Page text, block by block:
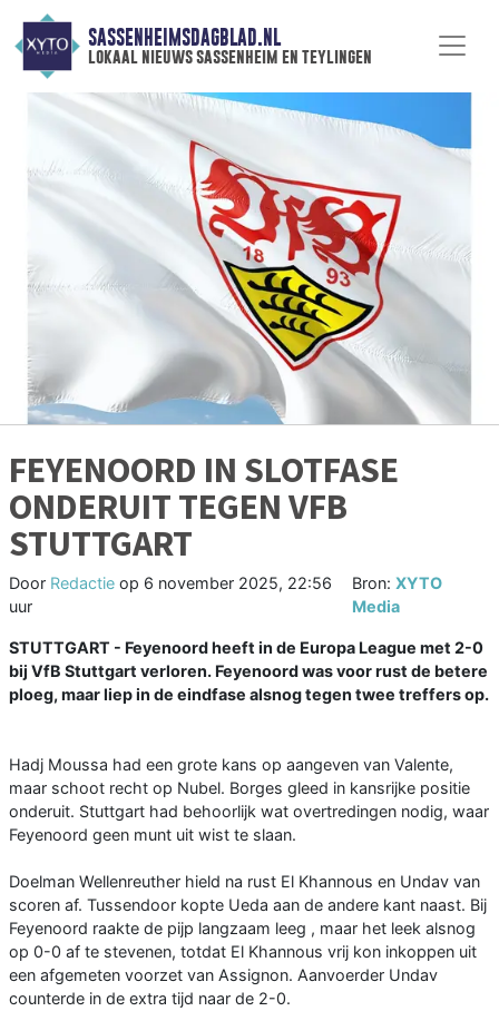
SASSENHEIMSDAGBLAD.NL
lokaal nieuws sassenheim en teylingen
FEYENOORD IN SLOTFASE
ONDERUIT TEGEN VFB
STUTTGART
Door Redactie op 6 november 2025, 22:56
uur
Bron: XYTO
Media
STUTTGART - Feyenoord heeft in de Europa League met 2-0
bij VfB Stuttgart verloren. Feyenoord was voor rust de betere
ploeg, maar liep in de eindfase alsnog tegen twee treffers op.
Hadj Moussa had een grote kans op aangeven van Valente,
maar schoot recht op Nubel. Borges gleed in kansrijke positie
onderuit. Stuttgart had behoorlijk wat overtredingen nodig, waar
Feyenoord geen munt uit wist te slaan.
Doelman Wellenreuther hield na rust El Khannous en Undav van
scoren af. Tussendoor kopte Ueda aan de andere kant naast. Bij
Feyenoord raakte de pijp langzaam leeg , maar het leek alsnog
op 0-0 af te stevenen, totdat El Khannous vrij kon inkoppen uit
een afgemeten voorzet van Assignon. Aanvoerder Undav
counterde in de extra tijd naar de 2-0.